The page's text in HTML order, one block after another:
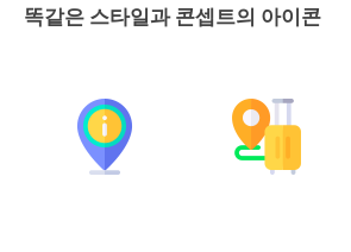
똑같은 스타일과 콘셉트의 아이콘